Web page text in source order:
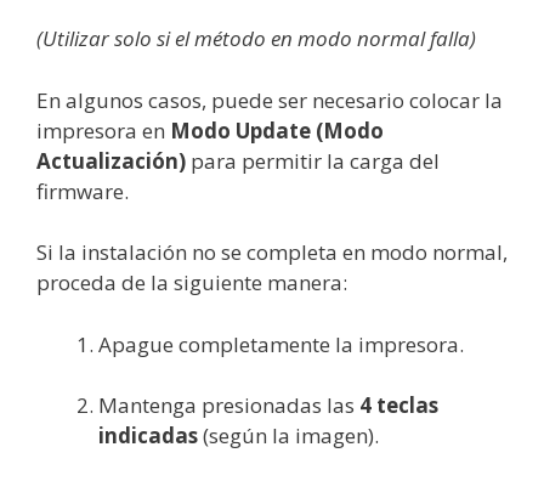
(Utilizar solo si el método en modo normal falla)
En algunos casos, puede ser necesario colocar la
impresora en Modo Update (Modo
Actualización) para permitir la carga del
firmware.
Si la instalación no se completa en modo normal,
proceda de la siguiente manera:
Apague completamente la impresora.
Mantenga presionadas las 4 teclas
indicadas(según la imagen).